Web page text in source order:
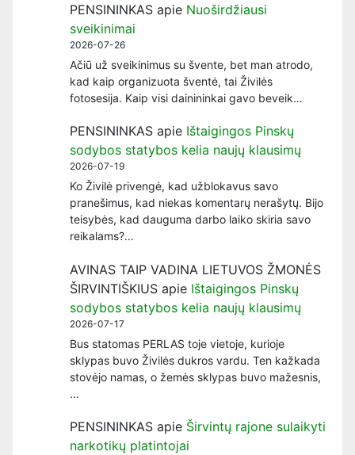
PENSININKAS apie Nuoširdžiausi
sveikinimai
2026-07-26
Ačiū už sveikinimus su švente, bet man atrodo,
kad kaip organizuota šventė, tai Živilės
fotosesija. Kaip visi dainininkai gavo beveik…
PENSININKAS apie Ištaigingos Pinskų
sodybos statybos kelia naujų klausimų
2026-07-19
Ko Živilė privengė, kad užblokavus savo
pranešimus, kad niekas komentarų nerašytų. Bijo
teisybės, kad dauguma darbo laiko skiria savo
reikalams?…
AVINAS TAIP VADINA LIETUVOS ŽMONĖS
ŠIRVINTIŠKIUS apie Ištaigingos Pinskų
sodybos statybos kelia naujų klausimų
2026-07-17
Bus statomas PERLAS toje vietoje, kurioje
sklypas buvo Živilės dukros vardu. Ten kažkada
stovėjo namas, o žemės sklypas buvo mažesnis,
…
PENSININKAS apie Širvintų rajone sulaikyti
narkotikų platintojai